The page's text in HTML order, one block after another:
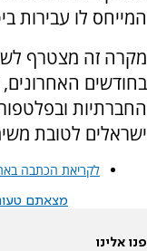
המייחס לו עבירות
מקרה זה מצטרף
בחודשים
החברתיות
ישראלים לטובת
לקריאת הכתבה
מצאתם
פנו אלינו